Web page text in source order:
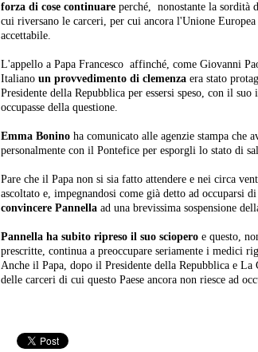
forza di cose continuare perché, nonostante la sordità
cui riversano le carceri, per cui ancora l'Unione
accettabile.
L'appello a Papa Francesco affinché, come Giovanni
Italiano un provvedimento di clemenza era stato
Presidente della Repubblica per essersi speso, con il
occupasse della questione.
Emma Bonino ha comunicato alle agenzie stampa che
personalmente con il Pontefice per esporgli lo stato di
Pare che il Papa non si sia fatto attendere e nei circa
ascoltato e, impegnandosi come già detto ad occuparsi
convincere Pannella ad una brevissima sospensione
Pannella ha subito ripreso il suo sciopero e questo,
prescritte, continua a preoccupare seriamente i medici
Anche il Papa, dopo il Presidente della Repubblica e
delle carceri di cui questo Paese ancora non riesce ad